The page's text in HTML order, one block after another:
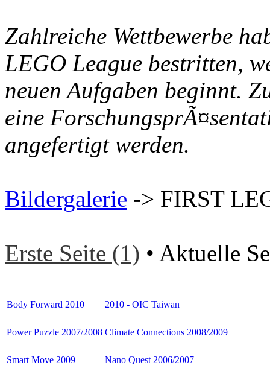
Zahlreiche Wettbewerbe
LEGO League bestritten,
neuen Aufgaben beginnt.
eine
angefertigt werden.
Bildergalerie -> FIRST
Erste Seite (1) • Aktuelle
Body Forward 2010 2010 - OIC Taiwan
Power Puzzle 2007/2008 Climate Connections 2008/2009
Smart Move 2009 Nano Quest 2006/2007